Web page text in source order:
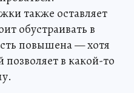
также оставляет
обустраивать в
повышена — хотя
в какой-то